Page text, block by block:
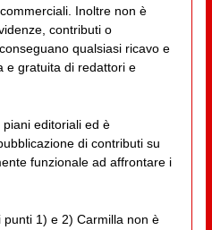
Inoltre non è
contributi o
qualsiasi ricavo e
e gratuita di redattori e
editoriali ed è
di contributi su
funzionale ad affrontare i
1) e 2) Carmilla non è